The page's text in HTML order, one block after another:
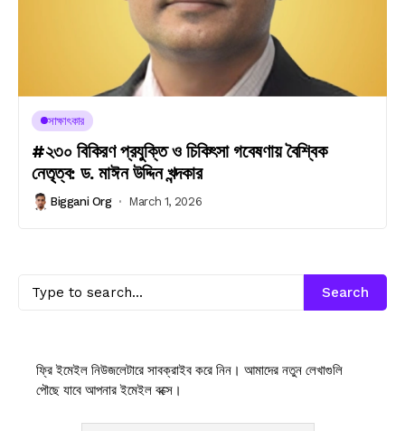
সাক্ষাৎকার
#২৩০ বিকিরণ প্রযুক্তি ও চিকিৎসা গবেষণায় বৈশ্বিক
নেতৃত্ব: ড. মাঈন উদ্দিন খন্দকার
Biggani Org March 1, 2026
Search
ফ্রি ইমেইল নিউজলেটারে সাবক্রাইব করে নিন। আমাদের নতুন লেখাগুলি
পৌছে যাবে আপনার ইমেইল বক্সে।